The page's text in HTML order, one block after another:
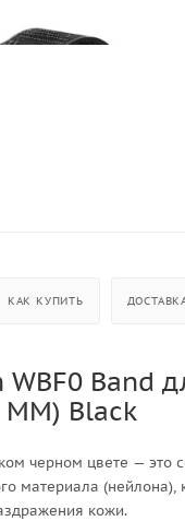
КАК КУПИТЬ
Band
Black
черном цвете — это
материала
кожи.